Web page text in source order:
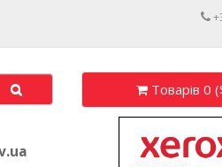
Товарів 0